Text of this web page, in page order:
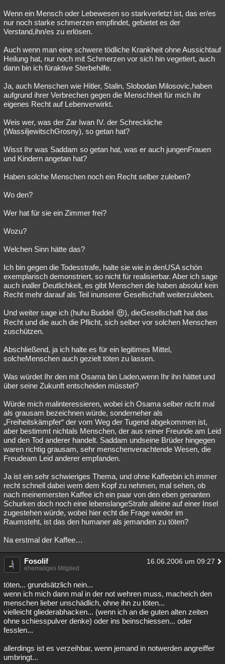
Wenn ein Mensch oder Lebewesen so starkverletzt ist, das er/es
nur noch starke schmerzen empfindet, gebietet es der
Verstand,ihn/es zu erlösen.
Auch wenn man eine schwere tödliche Krankheit ohne Aussichtauf
Heilung hat, nur noch mit Schmerzen vor sich hin vegetiert, auch
dann bin ich füraktive Sterbehilfe.
Ja, auch Menschen wie Hitler, Stalin, Slobodan Milosovic,haben
aufgrund ihrer Verbrechen gegen die Menschheit für mich ihr
eigenes Recht auf Lebenverwirkt.
Weis wer, was der Zar Iwan IV. der Schreckliche
(WassiljewitschGrosny), so getan hat?
Wisst Ihr was Saddam so getan hat, was er auch jungenFrauen
und Kindern angetan hat?
Haben solche Menschen noch ein Recht selber zuleben?
Wo den?
Wer hat für sie ein Zimmer frei?
Wozu?
Welchen Sinn hätte das?
Ich bin gegen die Todesstrafe, halte sie wie in denUSA schön
exemplarisch demonstriert, so nicht für realisierbar. Aber ich sage
auch inaller Deutlichkeit, es gibt Menschen die haben absolut kein
Recht mehr darauf als Teil inunserer Gesellschaft weiterzuleben.
Und weiter sage ich (huhu Buddel
), dieGesellschaft hat das
Recht und die auch die Pflicht, sich selber vor solchen Menschen
zuschützen.
Abschließend, ja ich halte es für ein legitimes Mittel,
solcheMenschen auch gezielt töten zu lassen.
Was würdet Ihr den mit Osama bin Laden,wenn Ihr ihn hättet und
über seine Zukunft entscheiden müsstet?
Würde mich malinteressieren, wobei ich Osama selber nicht mal
als grausam bezeichnen würde, sonderneher als
„Freiheitskämpfer“ der vom Weg der Tugend abgekommen ist,
aber bestimmt nichtals Menschen, der aus reiner Freunde am Leid
und den Tod anderer handelt. Saddam undseine Brüder hingegen
waren richtig grausam, sehr menschenverachtende Wesen, die
Freudeam Leid anderer empfanden.
Ja ist ein sehr schwieriges Thema, und ohne Kaffeebin ich immer
recht schnell dabei wem dem Kopf zu nehmen, mal sehen, ob
nach meinemersten Kaffee ich ein paar von den eben genanten
Schurken doch noch eine lebenslangeStrafe alleine auf einer Insel
zugestehen würde, wobei hier echt die Frage wieder im
Raumsteht, ist das den humaner als jemanden zu töten?
Na erstmal der Kaffee…
Fosolif 16.06.2006 um 09:27
ehemaliges Mitglied
töten... grundsätzlich nein...
wenn ich mich dann mal in der not wehren muss, macheich den
menschen lieber unschädlich, ohne ihn zu töten...
vielleicht gliederabhacken... (wenn ich an die guten alten zeiten
ohne schiesspulver denke) oder ins beinschiessen... oder
fesslen...
allerdings ist es verzeihbar, wenn jemand in notwerden angreiffer
umbringt...